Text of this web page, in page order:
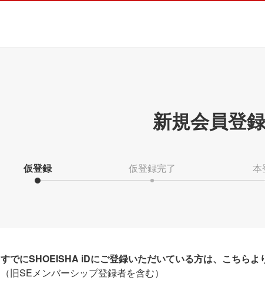
新規会員登録
仮登録 仮登録完了 本
すでにSHOEISHA iDにご登録いただいている方は、こちらよ
（旧SEメンバーシップ登録者を含む）